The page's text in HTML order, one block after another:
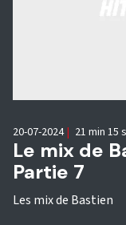
Le mix de
Partie 7
Les mix de Bastien
20-07-2024 | 21 min 15